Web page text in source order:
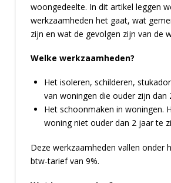
woongedeelte. In dit artikel leggen
werkzaamheden het gaat, wat
zijn en wat de gevolgen zijn van de
Welke werkzaamheden?
Het isoleren, schilderen,
van woningen die ouder zijn dan
Het schoonmaken in woningen.
woning niet ouder dan 2 jaar te
Deze werkzaamheden vallen onder
btw-tarief van 9%.